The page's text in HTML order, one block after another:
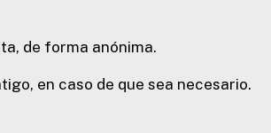
de forma anónima.
en caso de que sea necesario.